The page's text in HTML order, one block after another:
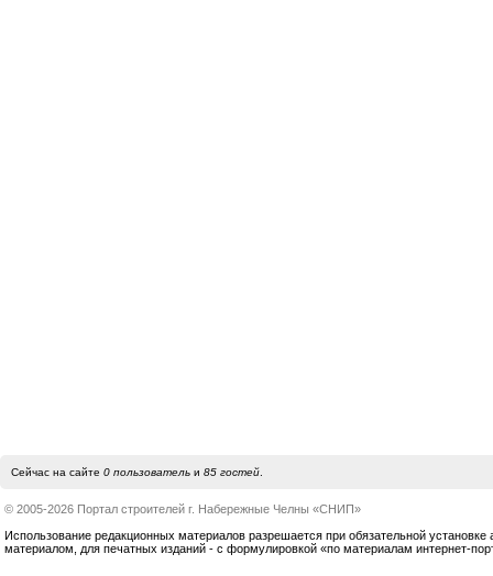
Сейчас на сайте 0 пользовательи 85 гостей.
© 2005-2026 Портал строителей г. Набережные Челны «СНИП»
Использование редакционных материалов разрешается при обязательной установке
материалом, для печатных изданий - с формулировкой «по материалам интернет-